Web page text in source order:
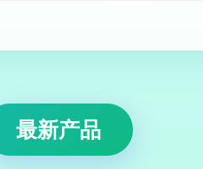
最新产品